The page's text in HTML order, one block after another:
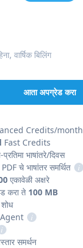
वार्षिक बिलिंग
आता अपग्रेड करा
Credits/month
Fast Credits
भाषांतरे/दिवस
चे भाषांतर समर्थित
i
एकावेळी अक्षरे
करा ते 100 MB
i
i
समर्थन